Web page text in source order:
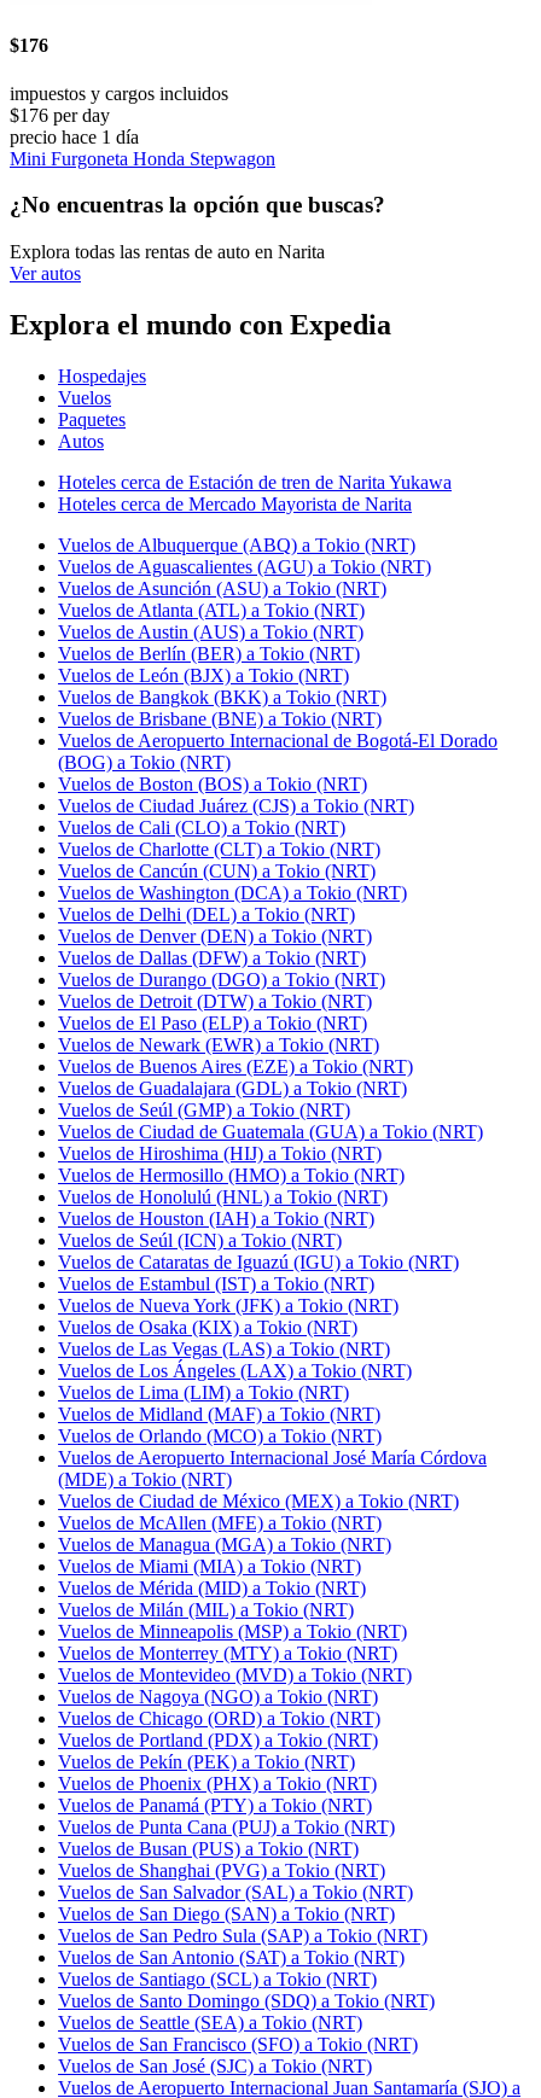
$176
impuestos y cargos incluidos
$176 per day
precio hace 1 día
Mini Furgoneta Honda Stepwagon
¿No encuentras la opción que buscas?
Explora todas las rentas de auto en Narita
Ver autos
Explora el mundo con Expedia
Hospedajes
Vuelos
Paquetes
Autos
Hoteles cerca de Estación de tren de Narita Yukawa
Hoteles cerca de Mercado Mayorista de Narita
Vuelos de Albuquerque (ABQ) a Tokio (NRT)
Vuelos de Aguascalientes (AGU) a Tokio (NRT)
Vuelos de Asunción (ASU) a Tokio (NRT)
Vuelos de Atlanta (ATL) a Tokio (NRT)
Vuelos de Austin (AUS) a Tokio (NRT)
Vuelos de Berlín (BER) a Tokio (NRT)
Vuelos de León (BJX) a Tokio (NRT)
Vuelos de Bangkok (BKK) a Tokio (NRT)
Vuelos de Brisbane (BNE) a Tokio (NRT)
Vuelos de Aeropuerto Internacional de Bogotá-El Dorado
(BOG) a Tokio (NRT)
Vuelos de Boston (BOS) a Tokio (NRT)
Vuelos de Ciudad Juárez (CJS) a Tokio (NRT)
Vuelos de Cali (CLO) a Tokio (NRT)
Vuelos de Charlotte (CLT) a Tokio (NRT)
Vuelos de Cancún (CUN) a Tokio (NRT)
Vuelos de Washington (DCA) a Tokio (NRT)
Vuelos de Delhi (DEL) a Tokio (NRT)
Vuelos de Denver (DEN) a Tokio (NRT)
Vuelos de Dallas (DFW) a Tokio (NRT)
Vuelos de Durango (DGO) a Tokio (NRT)
Vuelos de Detroit (DTW) a Tokio (NRT)
Vuelos de El Paso (ELP) a Tokio (NRT)
Vuelos de Newark (EWR) a Tokio (NRT)
Vuelos de Buenos Aires (EZE) a Tokio (NRT)
Vuelos de Guadalajara (GDL) a Tokio (NRT)
Vuelos de Seúl (GMP) a Tokio (NRT)
Vuelos de Ciudad de Guatemala (GUA) a Tokio (NRT)
Vuelos de Hiroshima (HIJ) a Tokio (NRT)
Vuelos de Hermosillo (HMO) a Tokio (NRT)
Vuelos de Honolulú (HNL) a Tokio (NRT)
Vuelos de Houston (IAH) a Tokio (NRT)
Vuelos de Seúl (ICN) a Tokio (NRT)
Vuelos de Cataratas de Iguazú (IGU) a Tokio (NRT)
Vuelos de Estambul (IST) a Tokio (NRT)
Vuelos de Nueva York (JFK) a Tokio (NRT)
Vuelos de Osaka (KIX) a Tokio (NRT)
Vuelos de Las Vegas (LAS) a Tokio (NRT)
Vuelos de Los Ángeles (LAX) a Tokio (NRT)
Vuelos de Lima (LIM) a Tokio (NRT)
Vuelos de Midland (MAF) a Tokio (NRT)
Vuelos de Orlando (MCO) a Tokio (NRT)
Vuelos de Aeropuerto Internacional José María Córdova
(MDE) a Tokio (NRT)
Vuelos de Ciudad de México (MEX) a Tokio (NRT)
Vuelos de McAllen (MFE) a Tokio (NRT)
Vuelos de Managua (MGA) a Tokio (NRT)
Vuelos de Miami (MIA) a Tokio (NRT)
Vuelos de Mérida (MID) a Tokio (NRT)
Vuelos de Milán (MIL) a Tokio (NRT)
Vuelos de Minneapolis (MSP) a Tokio (NRT)
Vuelos de Monterrey (MTY) a Tokio (NRT)
Vuelos de Montevideo (MVD) a Tokio (NRT)
Vuelos de Nagoya (NGO) a Tokio (NRT)
Vuelos de Chicago (ORD) a Tokio (NRT)
Vuelos de Portland (PDX) a Tokio (NRT)
Vuelos de Pekín (PEK) a Tokio (NRT)
Vuelos de Phoenix (PHX) a Tokio (NRT)
Vuelos de Panamá (PTY) a Tokio (NRT)
Vuelos de Punta Cana (PUJ) a Tokio (NRT)
Vuelos de Busan (PUS) a Tokio (NRT)
Vuelos de Shanghai (PVG) a Tokio (NRT)
Vuelos de San Salvador (SAL) a Tokio (NRT)
Vuelos de San Diego (SAN) a Tokio (NRT)
Vuelos de San Pedro Sula (SAP) a Tokio (NRT)
Vuelos de San Antonio (SAT) a Tokio (NRT)
Vuelos de Santiago (SCL) a Tokio (NRT)
Vuelos de Santo Domingo (SDQ) a Tokio (NRT)
Vuelos de Seattle (SEA) a Tokio (NRT)
Vuelos de San Francisco (SFO) a Tokio (NRT)
Vuelos de San José (SJC) a Tokio (NRT)
Vuelos de Aeropuerto Internacional Juan Santamaría (SJO) a